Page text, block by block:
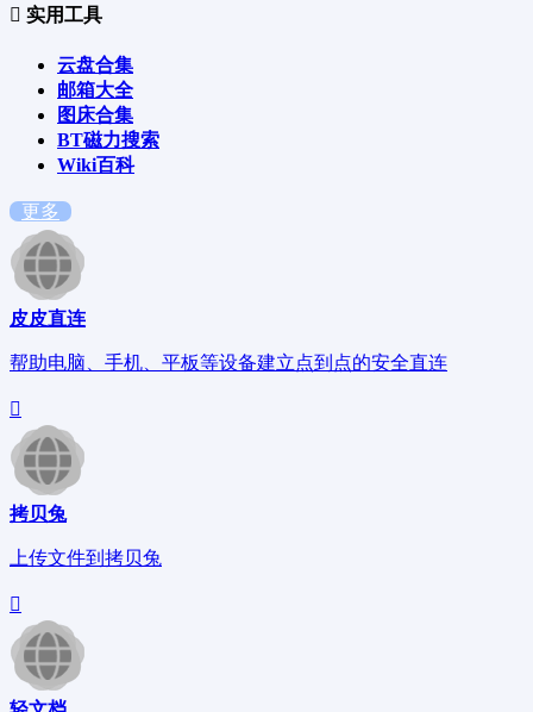
实用工具
云盘合集
邮箱大全
图床合集
BT磁力搜索
Wiki百科
更多
皮皮直连
帮助电脑、手机、平板等设备建立点到点的安全直连
拷贝兔
上传文件到拷贝兔